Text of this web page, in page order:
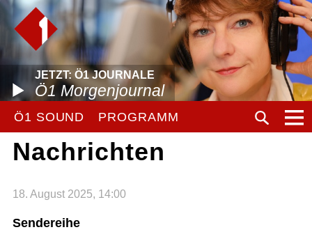
JETZT: Ö1 JOURNALE
Ö1 Morgenjournal
Ö1 SOUND PROGRAMM
Nachrichten
18. August 2025, 14:00
Sendereihe